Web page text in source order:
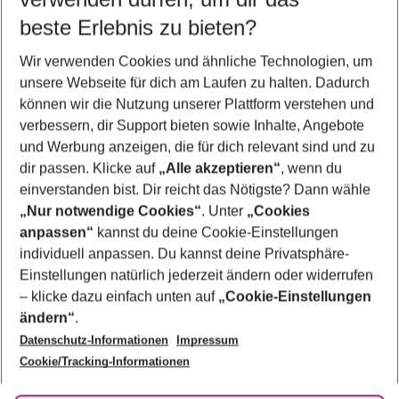
5-8 Nächte
2 Erwachsene Keine Kinder
Mehr Filter anzeigen
Footer
Footer navigation
Über uns
AGB
Bestpreisgarantie
Cookie-Einstellungen ändern
Cookie-Richtlinie
Agenturbetreuung
Barrierefreies Reisen
Folge uns
beste Erlebnis zu bieten?
Wir verwenden Cookies und ähnliche Technologien, um
unsere Webseite für dich am Laufen zu halten. Dadurch
können wir die Nutzung unserer Plattform verstehen und
verbessern, dir Support bieten sowie Inhalte, Angebote
und Werbung anzeigen, die für dich relevant sind und zu
dir passen. Klicke auf „Alle akzeptieren“, wenn du
einverstanden bist. Dir reicht das Nötigste? Dann wähle
„Nur notwendige Cookies“. Unter „Cookies
anpassen“ kannst du deine Cookie-Einstellungen
individuell anpassen. Du kannst deine Privatsphäre-
Einstellungen natürlich jederzeit ändern oder widerrufen
– klicke dazu einfach unten auf „Cookie-Einstellungen
ändern“.
Datenschutz-Informationen
Impressum
Cookie/Tracking-Informationen